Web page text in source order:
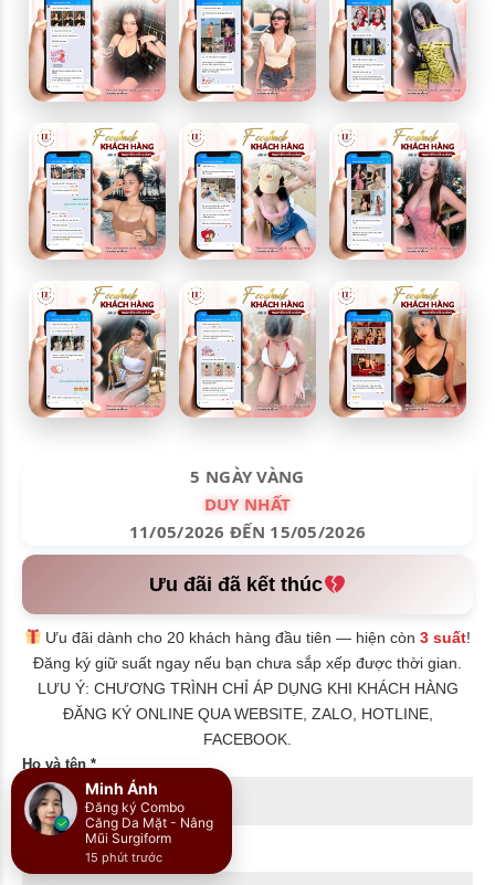
5 NGÀY VÀNG
DUY NHẤT
11/05/2026 ĐẾN 15/05/2026
Ưu đãi đã kết thúc
Ưu đãi dành cho 20 khách hàng đầu tiên — hiện còn3 suất!
Đăng ký giữ suất ngay nếu bạn chưa sắp xếp được thời gian.
LƯU Ý: CHƯƠNG TRÌNH CHỈ ÁP DỤNG KHI KHÁCH HÀNG
ĐĂNG KÝ ONLINE QUA WEBSITE, ZALO, HOTLINE,
FACEBOOK.
Họ và tên *
Số điện thoại *
Minh Ánh
Đăng ký Combo
Căng Da Mặt - Nâng
Mũi Surgiform
15 phút trước